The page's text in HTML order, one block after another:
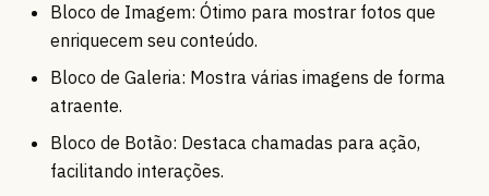
Bloco de Imagem: Ótimo para mostrar fotos que
enriquecem seu conteúdo.
Bloco de Galeria: Mostra várias imagens de forma
atraente.
Bloco de Botão: Destaca chamadas para ação,
facilitando interações.